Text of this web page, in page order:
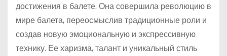
достижения в балете. Она совершила революцию в
мире балета, переосмыслив традиционные роли и
создав новую эмоциональную и экспрессивную
технику. Ее харизма, талант и уникальный стиль